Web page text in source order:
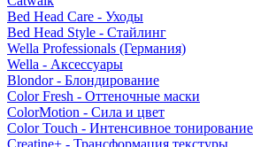
Bed Head Care - Уходы
Bed Head Style - Стайлинг
Wella Professionals (Германия)
Wella - Аксессуары
Blondor - Блондирование
Color Fresh - Оттеночные маски
ColorMotion - Сила и цвет
Color Touch - Интенсивное тонирование
Creatine+ - Трансформация текстуры